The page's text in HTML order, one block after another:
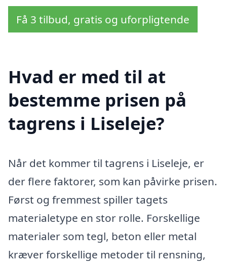
Få 3 tilbud, gratis og uforpligtende
Hvad er med til at
bestemme prisen på
tagrens i Liseleje?
Når det kommer til tagrens i Liseleje, er
der flere faktorer, som kan påvirke prisen.
Først og fremmest spiller tagets
materialetype en stor rolle. Forskellige
materialer som tegl, beton eller metal
kræver forskellige metoder til rensning,